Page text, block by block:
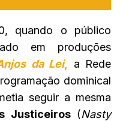
quando o público
em produções
da Lei,
a Rede
dominical
seguir a mesma
Justiceiros(Nasty